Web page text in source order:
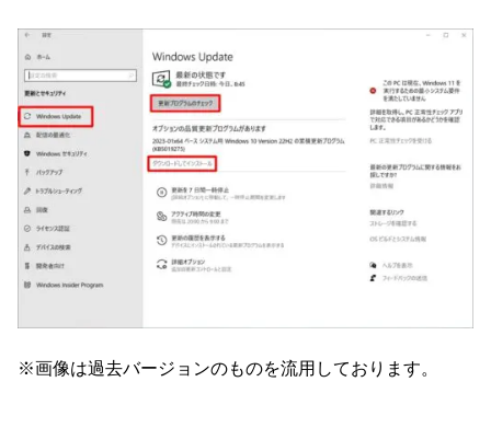
※画像は過去バージョンのものを流用しております。